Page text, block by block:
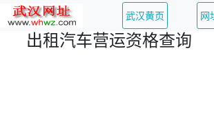
武汉黄页 网
出租汽车营运资格查询